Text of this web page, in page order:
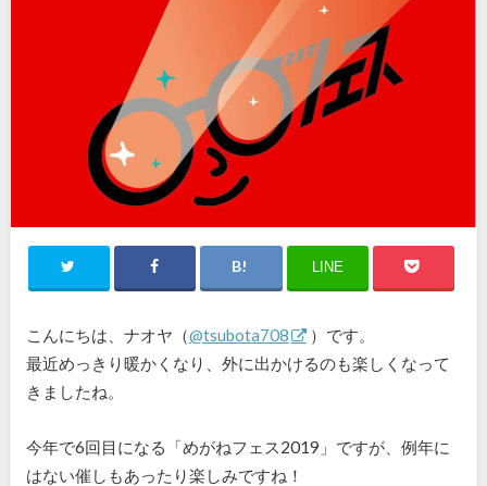
LINE
こんにちは、ナオヤ（@tsubota708
）です。
最近めっきり暖かくなり、外に出かけるのも楽しくなって
きましたね。
今年で6回目になる「めがねフェス2019」ですが、例年に
はない催しもあったり楽しみですね！